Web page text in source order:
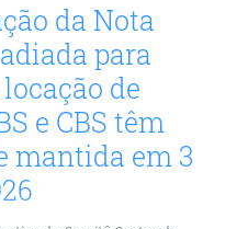
da Nota
para
de
e CBS têm
mantida em 3